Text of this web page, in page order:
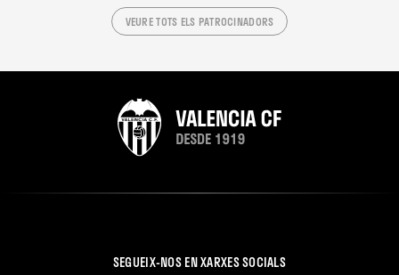
VEURE TOTS ELS PATROCINADORS
SEGUEIX-NOS EN XARXES SOCIALS